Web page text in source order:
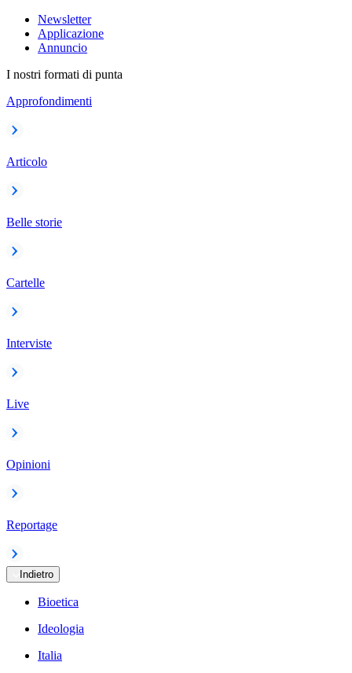
Newsletter
Applicazione
Annuncio
I nostri formati di punta
Approfondimenti
Articolo
Belle storie
Cartelle
Interviste
Live
Opinioni
Reportage
Indietro
Bioetica
Ideologia
Italia